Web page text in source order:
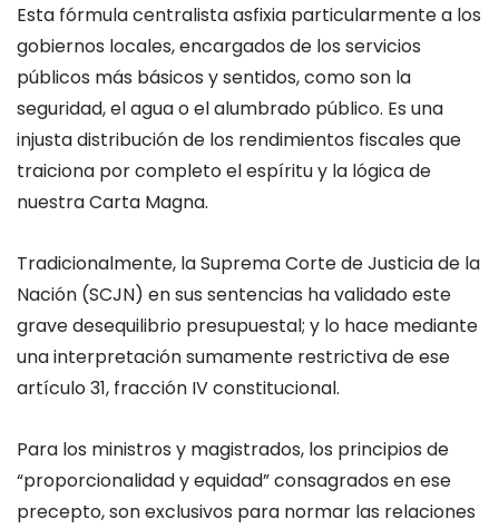
Esta fórmula centralista asfixia particularmente a los
gobiernos locales, encargados de los servicios
públicos más básicos y sentidos, como son la
seguridad, el agua o el alumbrado público. Es una
injusta distribución de los rendimientos fiscales que
traiciona por completo el espíritu y la lógica de
nuestra Carta Magna.
Tradicionalmente, la Suprema Corte de Justicia de la
Nación (SCJN) en sus sentencias ha validado este
grave desequilibrio presupuestal; y lo hace mediante
una interpretación sumamente restrictiva de ese
artículo 31, fracción IV constitucional.
Para los ministros y magistrados, los principios de
“proporcionalidad y equidad” consagrados en ese
precepto, son exclusivos para normar las relaciones